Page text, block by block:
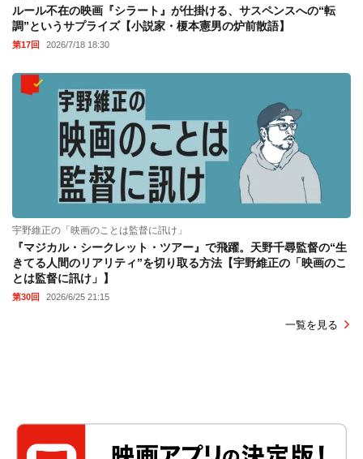
ルール不在の映画『シラート』が仕掛ける、サスペンスへの“転
調”というサプライズ【小説家・榎本憲男の炉前散語】
第17回 2026/7/18 18:30
宇野維正の「映画のことは監督に訊け」
『マジカル・シークレット・ツアー』で飛躍。天野千尋監督の“生
きてる人間のリアリティ”を切り取る方法【宇野維正の「映画のこ
とは監督に訊け」】
第30回 2026/6/25 21:15
一覧を見る